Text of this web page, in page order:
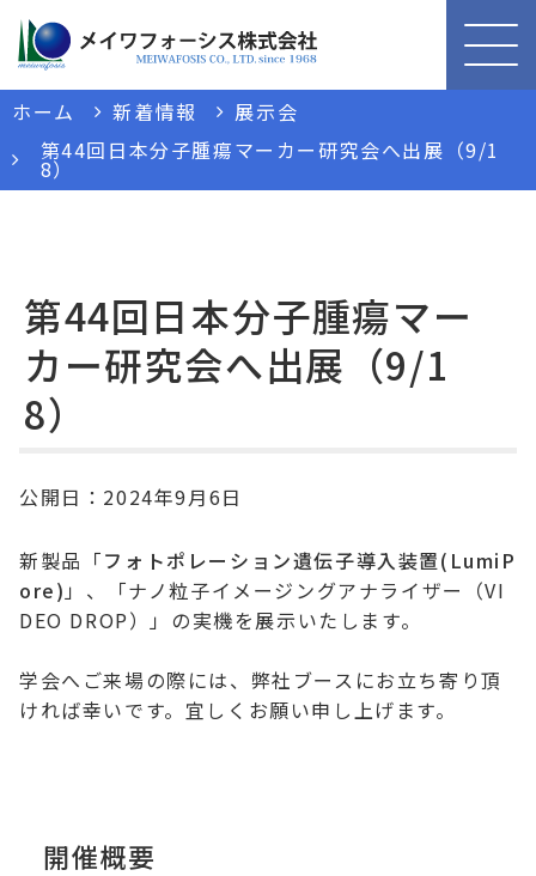
ホーム 新着情報
展示会
第44回日本分子腫瘍マーカー研究会へ出展（9/1
8）
第44回日本分子腫瘍マー
カー研究会へ出展（9/1
8）
公開日： 2024年9月6日
新製品「フォトポレーション遺伝子導入装置(LumiP
ore) 」、「ナノ粒子イメージングアナライザー（VI
DEO DROP）」の実機を展示いたします。
学会へご来場の際には、弊社ブースにお立ち寄り頂
ければ幸いです。宜しくお願い申し上げます。
開催概要